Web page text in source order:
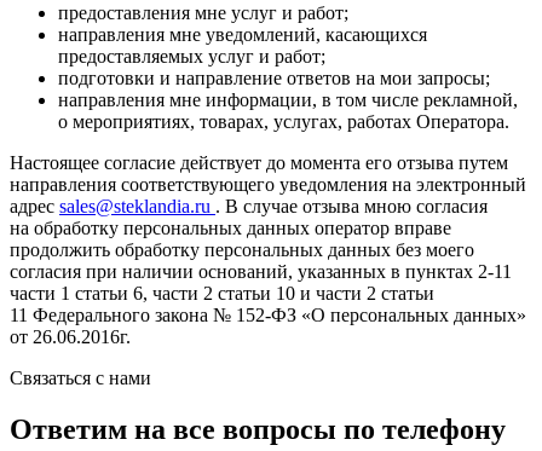
предоставления мне услуг и работ;
направления мне уведомлений, касающихся
предоставляемых услуг и работ;
подготовки и направление ответов на мои запросы;
направления мне информации, в том числе рекламной,
о мероприятиях, товарах, услугах, работах Оператора.
Настоящее согласие действует до момента его отзыва путем
направления соответствующего уведомления на электронный
адрес sales@steklandia.ru . В случае отзыва мною согласия
на обработку персональных данных оператор вправе
продолжить обработку персональных данных без моего
согласия при наличии оснований, указанных в пунктах 2-11
части 1 статьи 6, части 2 статьи 10 и части 2 статьи
11 Федерального закона № 152-ФЗ «О персональных данных»
от 26.06.2016г.
Связаться с нами
Ответим на все вопросы по телефону